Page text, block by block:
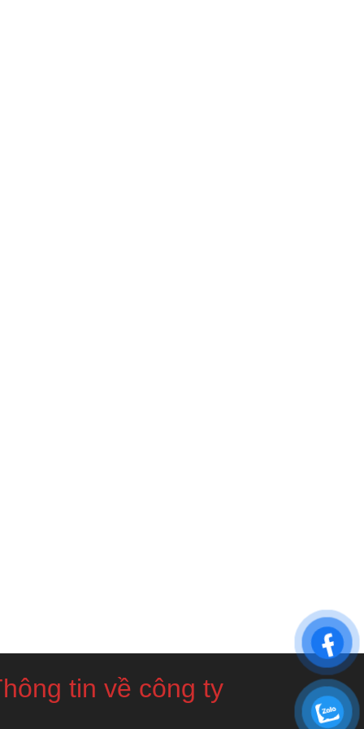
tin về công ty